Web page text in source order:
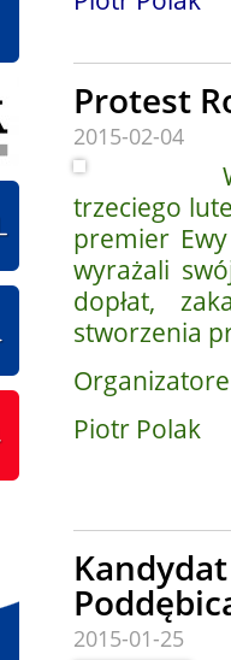
Protest
2015-02-04
Wraz z
trzeciego
premier
wyrażali
dopłat,
stworzenia
Piotr Polak
2015-01-25